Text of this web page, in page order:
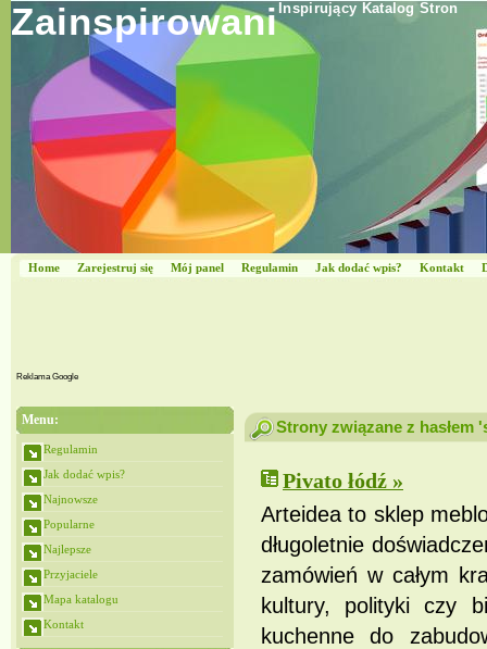
Zainspirowani Inspirujący Katalog Stron
Home Zarejestruj się Mój panel Regulamin Jak dodać wpis? Kontakt
Reklama Google
Menu:
Regulamin
Jak dodać wpis?
Najnowsze
Popularne
Najlepsze
Przyjaciele
Mapa katalogu
Kontakt
Strony związane z hasłem
Pivato łódź »
Arteidea to sklep
długoletnie
zamówień w całym
kultury, polityki czy
kuchenne do